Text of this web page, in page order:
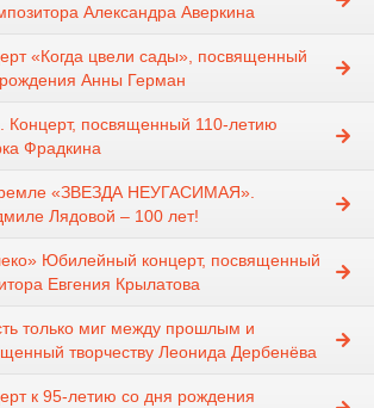
Александра Аверкина
«Когда цвели сады», посвященный
Анны Герман
Концерт, посвященный 110-летию
Фрадкина
«ЗВЕЗДА НЕУГАСИМАЯ».
Лядовой – 100 лет!
Юбилейный концерт, посвященный
Евгения Крылатова
только миг между прошлым и
творчеству Леонида Дербенёва
к 95-летию со дня рождения